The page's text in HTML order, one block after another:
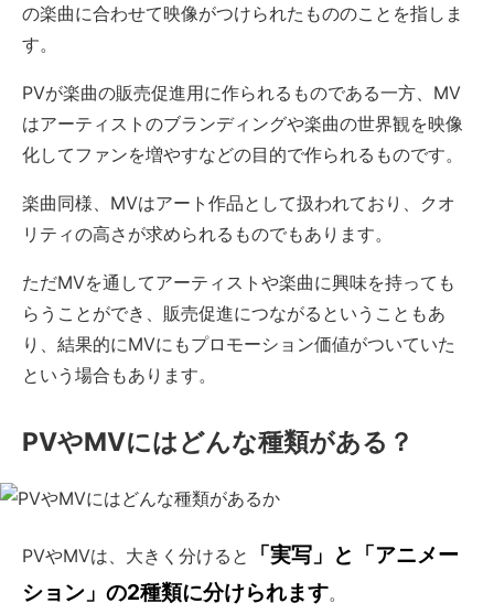
の楽曲に合わせて映像がつけられたもののことを指しま
す。
PVが楽曲の販売促進用に作られるものである一方、MV
はアーティストのブランディングや楽曲の世界観を映像
化してファンを増やすなどの目的で作られるものです。
楽曲同様、MVはアート作品として扱われており、クオ
リティの高さが求められるものでもあります。
ただMVを通してアーティストや楽曲に興味を持っても
らうことができ、販売促進につながるということもあ
り、結果的にMVにもプロモーション価値がついていた
という場合もあります。
PVやMVにはどんな種類がある？
PVやMVは、大きく分けると
「実写」と「アニメー
ション」の2種類に分けられます。